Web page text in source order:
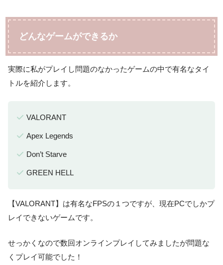
どんなゲームができるか
実際に私がプレイし問題のなかったゲームの中で有名なタイ
トルを紹介します。
VALORANT
Apex Legends
Don’t Starve
GREEN HELL
【VALORANT】は有名なFPSの１つですが、現在PCでしかプ
レイできないゲームです。
せっかくなので数回オンラインプレイしてみましたが問題な
くプレイ可能でした！